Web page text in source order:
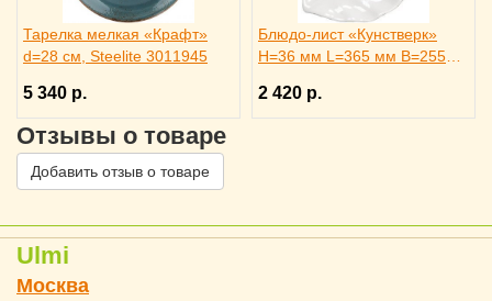
Тарелка мелкая «Крафт»
d=28 см, Steelite 3011945
5 340 р.
Блюдо-лист «Кунстверк»
H=36 мм L=365 мм B=255
2 420 р.
Отзывы о товаре
Добавить отзыв о товаре
Ulmi
Москва